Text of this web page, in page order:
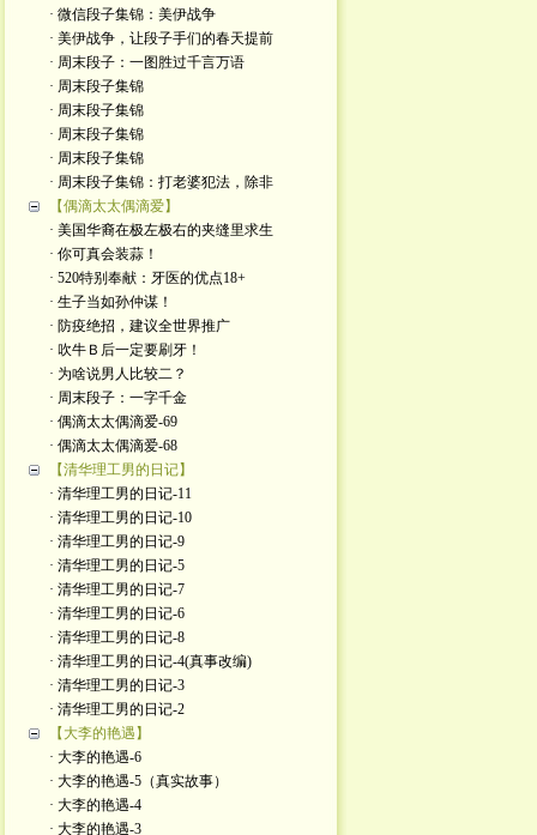
· 微信段子集锦：美伊战争
· 美伊战争，让段子手们的春天提前
· 周末段子：一图胜过千言万语
· 周末段子集锦
· 周末段子集锦
· 周末段子集锦
· 周末段子集锦
· 周末段子集锦：打老婆犯法，除非
【偶滴太太偶滴爱】
· 美国华裔在极左极右的夹缝里求生
· 你可真会装蒜！
· 520特别奉献：牙医的优点18+
· 生子当如孙仲谋！
· 防疫绝招，建议全世界推广
· 吹牛Ｂ后一定要刷牙！
· 为啥说男人比较二？
· 周末段子：一字千金
· 偶滴太太偶滴爱-69
· 偶滴太太偶滴爱-68
【清华理工男的日记】
· 清华理工男的日记-11
· 清华理工男的日记-10
· 清华理工男的日记-9
· 清华理工男的日记-5
· 清华理工男的日记-7
· 清华理工男的日记-6
· 清华理工男的日记-8
· 清华理工男的日记-4(真事改编)
· 清华理工男的日记-3
· 清华理工男的日记-2
【大李的艳遇】
· 大李的艳遇-6
· 大李的艳遇-5（真实故事）
· 大李的艳遇-4
· 大李的艳遇-3